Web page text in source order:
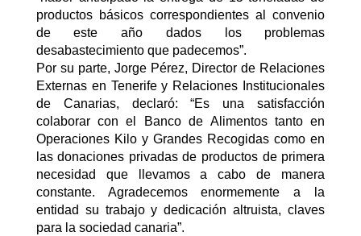
productos básicos correspondientes al convenio
de este año dados los problemas
desabastecimiento que padecemos”.
Por su parte, Jorge Pérez, Director de Relaciones
Externas en Tenerife y Relaciones Institucionales
de Canarias, declaró: “Es una satisfacción
colaborar con el Banco de Alimentos tanto en
Operaciones Kilo y Grandes Recogidas como en
las donaciones privadas de productos de primera
necesidad que llevamos a cabo de manera
constante. Agradecemos enormemente a la
entidad su trabajo y dedicación altruista, claves
para la sociedad canaria”.